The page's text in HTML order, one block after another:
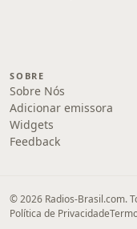
SOBRE
Sobre Nós
Adicionar emissora
Widgets
Feedback
© 2026 Radios-Brasil.com.
Política de Privacidade